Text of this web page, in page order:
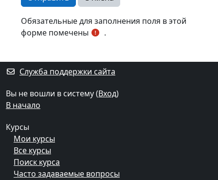
Обязательные для заполнения поля в этой
форме помечены
.
Дополнительные блоки
Служба поддержки сайта
Вы не вошли в систему (Вход)
В начало
Курсы
Мои курсы
Все курсы
Поиск курса
Часто задаваемые вопросы